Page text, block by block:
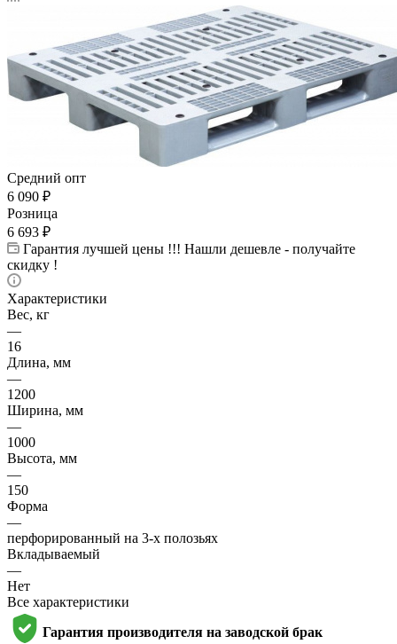
Средний опт
6 090 ₽
Розница
6 693 ₽
Гарантия лучшей цены !!! Нашли дешевле - получайте
скидку !
Характеристики
Вес, кг
—
16
Длина, мм
—
1200
Ширина, мм
—
1000
Высота, мм
—
150
Форма
—
перфорированный на 3-х полозьях
Вкладываемый
—
Нет
Все характеристики
Гарантия производителя на заводской брак